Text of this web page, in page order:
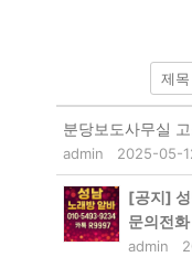
분당보도사무실
admin 2025-05-
[공지]
문의전
admin